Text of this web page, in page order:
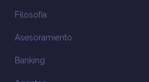
Filosofía
Asesoramiento
Banking